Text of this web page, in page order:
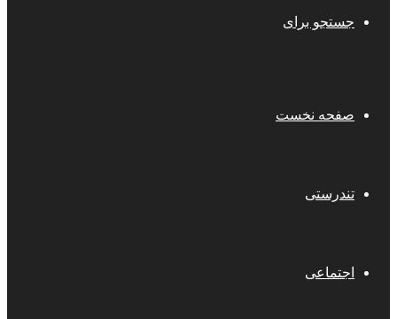
جستجو برای
صفحه نخست
تندرستی
اجتماعی